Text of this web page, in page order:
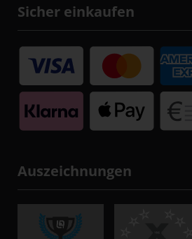
Sicher einkaufen
Auszeichnungen